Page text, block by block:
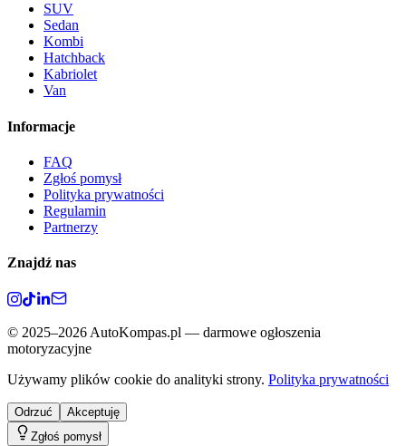
SUV
Sedan
Kombi
Hatchback
Kabriolet
Van
Informacje
FAQ
Zgłoś pomysł
Polityka prywatności
Regulamin
Partnerzy
Znajdź nas
© 2025–2026AutoKompas.pl — darmowe ogłoszenia
motoryzacyjne
Używamy plików cookie do analityki strony. Polityka prywatności
Odrzuć
Akceptuję
Zgłoś pomysł